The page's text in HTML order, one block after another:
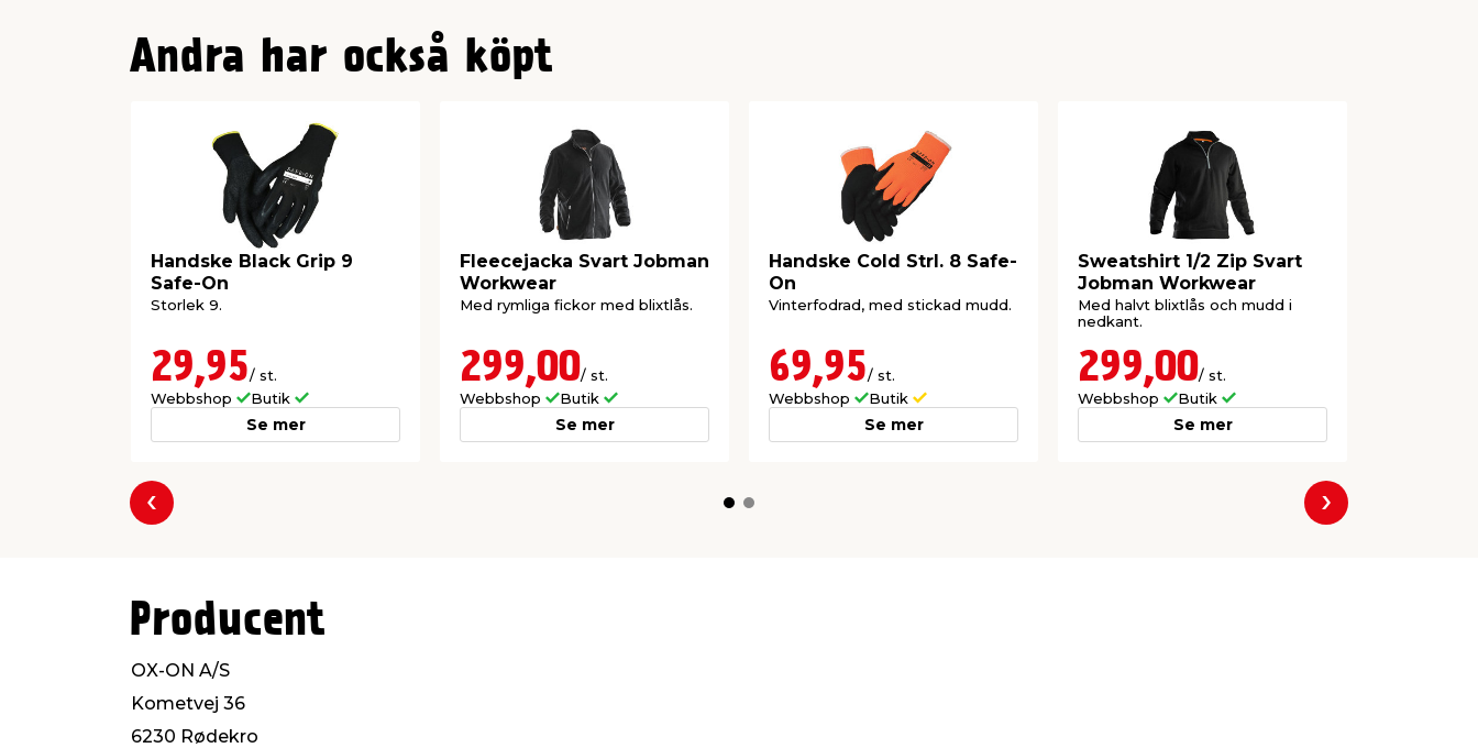
Andra har också köpt
Handske Black Grip 9
Safe-On
Storlek 9.
29,95/ st.
Webbshop
Butik
Se mer
Fleecejacka Svart Jobman
Workwear
Med rymliga fickor med blixtlås.
299,00/ st.
Webbshop
Butik
Se mer
Handske Cold Strl. 8 Safe-
On
Vinterfodrad, med stickad mudd.
69,95/ st.
Webbshop
Butik
Se mer
Sweatshirt 1/2 Zip Svart
Jobman Workwear
Med halvt blixtlås och mudd i
nedkant.
299,00/ st.
Webbshop
Butik
Se mer
Föregående Nästa
Producent
OX-ON A/S
Kometvej 36
6230 Rødekro